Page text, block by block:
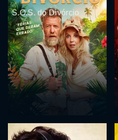
S.O.S. do Divórcio